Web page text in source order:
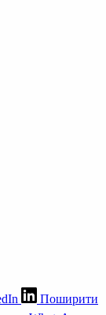
Поширити